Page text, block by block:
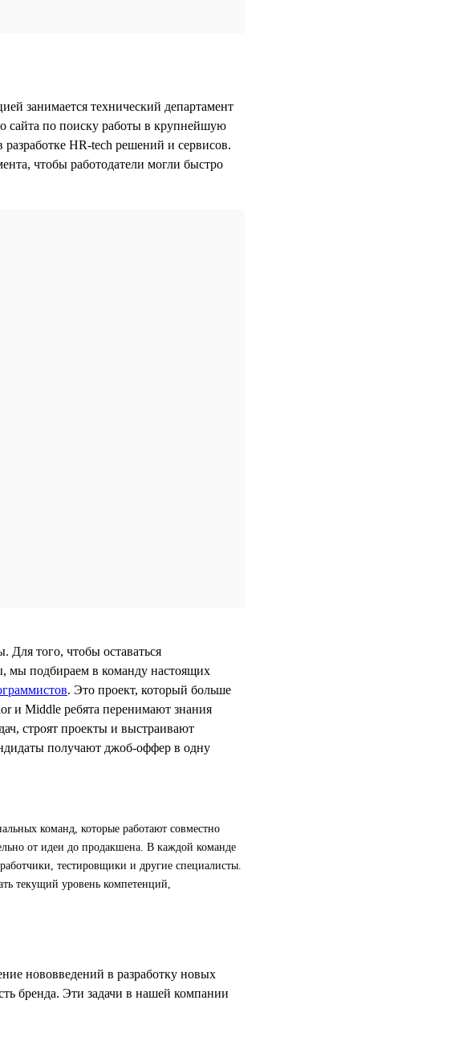
занимается технический департамент
сайта по поиску работы в крупнейшую
HR-tech решений и сервисов.
чтобы работодатели могли быстро
Для того, чтобы оставаться
мы подбираем в команду настоящих
. Это проект, который больше
и Middle ребята перенимают знания
строят проекты и выстраивают
получают джоб-оффер в одну
команд, которые работают совместно
от идеи до продакшена. В каждой команде
тестировщики и другие специалисты.
текущий уровень компетенций,
нововведений в разработку новых
бренда. Эти задачи в нашей компании